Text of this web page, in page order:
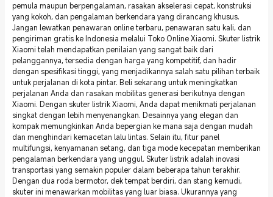
pemula maupun berpengalaman, rasakan akselerasi cepat, konstruksi
yang kokoh, dan pengalaman berkendara yang dirancang khusus.
Jangan lewatkan penawaran online terbaru, penawaran satu kali, dan
pengiriman gratis ke Indonesia melalui Toko Online Xiaomi. Skuter listrik
Xiaomi telah mendapatkan penilaian yang sangat baik dari
pelanggannya, tersedia dengan harga yang kompetitif, dan hadir
dengan spesifikasi tinggi, yang menjadikannya salah satu pilihan terbaik
untuk perjalanan di kota pintar. Beli sekarang untuk meningkatkan
perjalanan Anda dan rasakan mobilitas generasi berikutnya dengan
Xiaomi. Dengan skuter listrik Xiaomi, Anda dapat menikmati perjalanan
singkat dengan lebih menyenangkan. Desainnya yang elegan dan
kompak memungkinkan Anda bepergian ke mana saja dengan mudah
dan menghindari kemacetan lalu lintas. Selain itu, fitur panel
multifungsi, kenyamanan setang, dan tiga mode kecepatan memberikan
pengalaman berkendara yang unggul. Skuter listrik adalah inovasi
transportasi yang semakin populer dalam beberapa tahun terakhir.
Dengan dua roda bermotor, dek tempat berdiri, dan stang kemudi,
skuter ini menawarkan mobilitas yang luar biasa. Ukurannya yang